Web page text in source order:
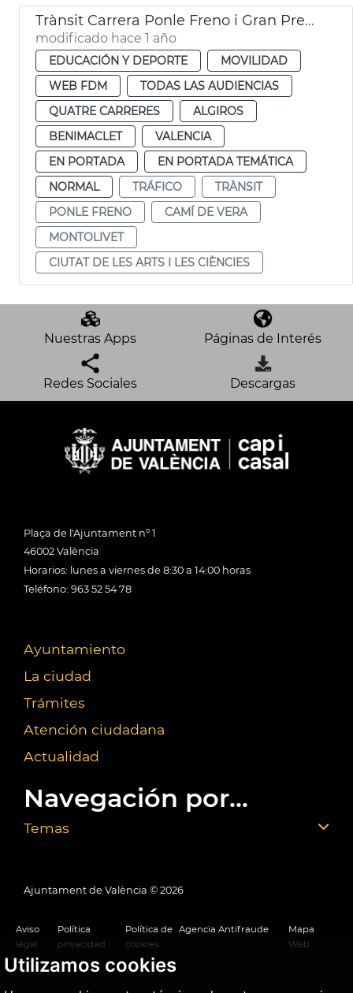
Utilizamos cookies
Trànsit Carrera Ponle Freno i Gran Premi Ciclisme València
modificado hace 1 año
EDUCACIÓN Y DEPORTE
MOVILIDAD
WEB FDM
TODAS LAS AUDIENCIAS
QUATRE CARRERES
ALGIROS
BENIMACLET
VALENCIA
EN PORTADA
EN PORTADA TEMÁTICA
NORMAL
TRÁFICO
TRÀNSIT
PONLE FRENO
CAMÍ DE VERA
MONTOLIVET
CIUTAT DE LES ARTS I LES CIÈNCIES
Nuestras Apps Páginas de Interés
Redes Sociales Descargas
Plaça de l'Ajuntament nº 1
46002 València
Horarios: lunes a viernes de 8:30 a 14:00 horas
Teléfono: 963 52 54 78
Ayuntamiento
La ciudad
Trámites
Atención ciudadana
Actualidad
Navegación por...
Temas
Ajuntament de València © 2026
Aviso
legal
Política
privacidad
Política de
cookies
Agencia Antifraude
Mapa
Web